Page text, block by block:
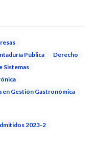
Pública
Derecho
Sistemas
en Gestión Gastronómica
2023-2